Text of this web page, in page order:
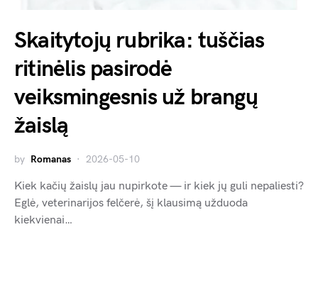
Skaitytojų rubrika: tuščias
ritinėlis pasirodė
veiksmingesnis už brangų
žaislą
by Romanas 2026-05-10
Kiek kačių žaislų jau nupirkote — ir kiek jų guli nepaliesti?
Eglė, veterinarijos felčerė, šį klausimą užduoda
kiekvienai…